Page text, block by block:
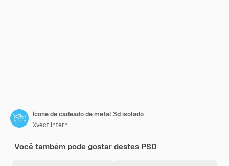
Ícone de cadeado de metal 3d isolado
Xvect intern
Você também pode gostar destes PSD